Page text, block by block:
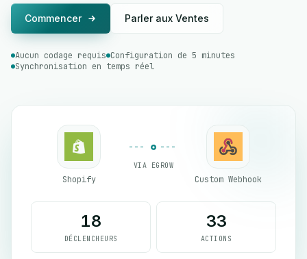
Commencer Parler aux Ventes
Aucun codage requis Configuration de 5 minutes
Synchronisation en temps réel
Shopify
VIA EGROW
Custom Webhook
18
DÉCLENCHEURS
33
ACTIONS